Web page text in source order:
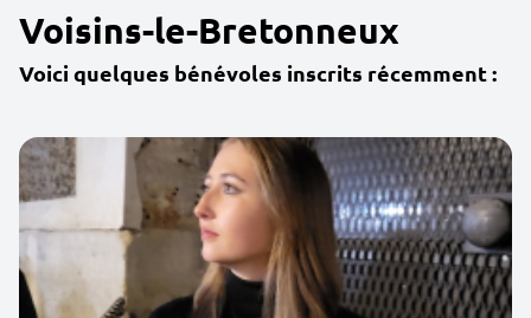
Voisins-le-Bretonneux
Voici quelques bénévoles inscrits récemment :